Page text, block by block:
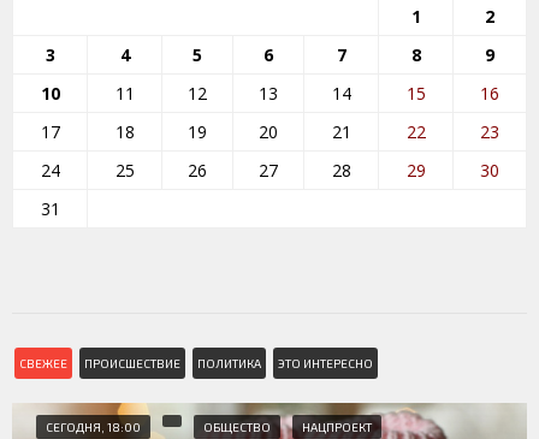
1
2
3
4 5 6 7 8
9
10
11 12 13 14 15
16
17
18 19 20 21 22
23
24
25 26 27 28 29
30
31
СВЕЖЕЕ ПРОИСШЕСТВИЕ ПОЛИТИКА ЭТО ИНТЕРЕСНО
СЕГОДНЯ, 18:00 ОБЩЕСТВО НАЦПРОЕКТ